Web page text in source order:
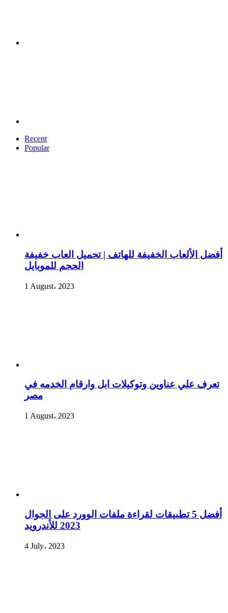
Recent
Popular
أفضل الألعاب الخفيفة للهاتف | تحميل العاب خفيفة
الحجم للموبايل
1 August، 2023
تعرف علي عناوين وتوكيلات ابل وارقام الخدمه في
مصر
1 August، 2023
أفضل 5 تطبيقات لقراءة ملفات الوورد على الجوال
2023 للأندرويد
4 July، 2023